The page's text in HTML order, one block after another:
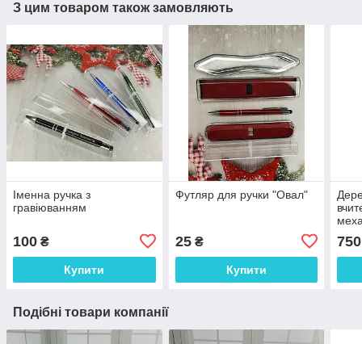
З цим товаром також замовляють
Іменна ручка з
гравіюванням
100 ₴
Купити
Футляр для ручки "Овал"
25₴
Купити
750
Подібні товари компанії